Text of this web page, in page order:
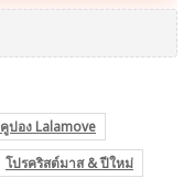
คูปอง Lalamove
โปรคริสต์มาส & ปีใหม่